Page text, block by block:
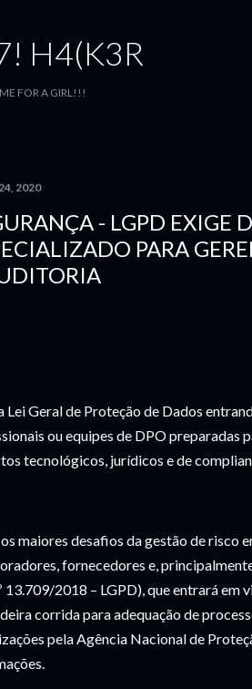
H4(K3R
FOR A GIRL!!!
2020
- LGPD EXIGE
PARA
Lei Geral de Proteção de Dados
ou equipes de DPO preparadas
tecnológicos, jurídicos e de
maiores desafios da gestão de risco
fornecedores e,
13.709/2018 – LGPD), que entrará em
corrida para adequação de
pela Agência Nacional de